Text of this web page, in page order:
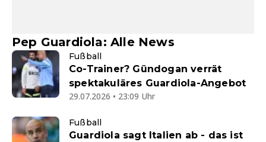
Pep Guardiola: Alle News
Fußball
Co-Trainer? Gündogan verrät
spektakuläres Guardiola-Angebot
29.07.2026 • 23:09 Uhr
Fußball
Guardiola sagt Italien ab - das ist